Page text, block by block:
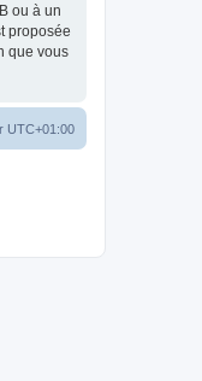
ou à un
proposée
que vous
UTC+01:00